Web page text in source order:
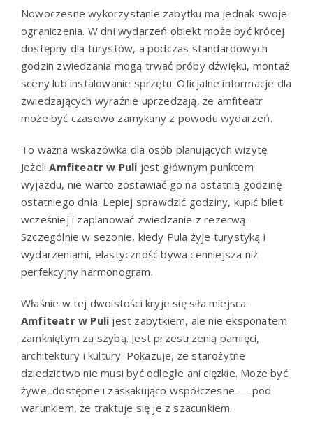
Nowoczesne wykorzystanie zabytku ma jednak swoje
ograniczenia. W dni wydarzeń obiekt może być krócej
dostępny dla turystów, a podczas standardowych
godzin zwiedzania mogą trwać próby dźwięku, montaż
sceny lub instalowanie sprzętu. Oficjalne informacje dla
zwiedzających wyraźnie uprzedzają, że amfiteatr
może być czasowo zamykany z powodu wydarzeń.
To ważna wskazówka dla osób planujących wizytę.
JeżeliAmfiteatr w Puli jest głównym punktem
wyjazdu, nie warto zostawiać go na ostatnią godzinę
ostatniego dnia. Lepiej sprawdzić godziny, kupić bilet
wcześniej i zaplanować zwiedzanie z rezerwą.
Szczególnie w sezonie, kiedy Pula żyje turystyką i
wydarzeniami, elastyczność bywa cenniejsza niż
perfekcyjny harmonogram.
Właśnie w tej dwoistości kryje się siła miejsca.
Amfiteatr w Puli jest zabytkiem, ale nie eksponatem
zamkniętym za szybą. Jest przestrzenią pamięci,
architektury i kultury. Pokazuje, że starożytne
dziedzictwo nie musi być odległe ani ciężkie. Może być
żywe, dostępne i zaskakująco współczesne — pod
warunkiem, że traktuje się je z szacunkiem.